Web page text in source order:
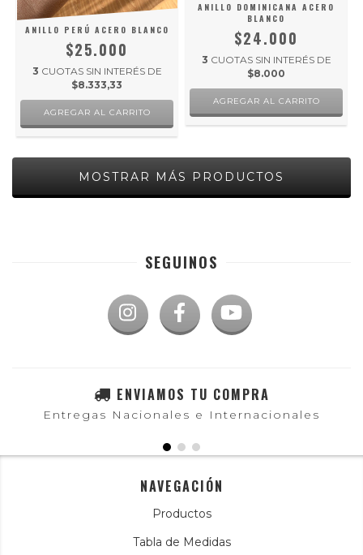
ANILLO PERÚ ACERO BLANCO
$25.000
3 CUOTAS SIN INTERÉS DE
$8.333,33
ANILLO DOMINICANA ACERO
BLANCO
$24.000
3 CUOTAS SIN INTERÉS DE
$8.000
MOSTRAR MÁS PRODUCTOS
SEGUINOS
ENVIAMOS TU COMPRA
Entregas Nacionales e Internacionales
NAVEGACIÓN
Productos
Tabla de Medidas